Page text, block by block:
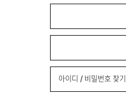
아이디 / 비밀번호 찾기